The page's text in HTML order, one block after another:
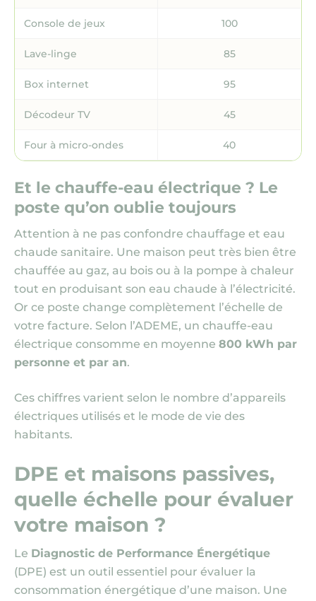
Console de jeux 100
Lave-linge 85
Box internet 95
Décodeur TV 45
Four à micro-ondes 40
Et le chauffe-eau électrique ? Le
poste qu’on oublie toujours
Attention à ne pas confondre chauffage et eau
chaude sanitaire. Une maison peut très bien être
chauffée au gaz, au bois ou à la pompe à chaleur
tout en produisant son eau chaude à l’électricité.
Or ce poste change complètement l’échelle de
votre facture. Selon l’ADEME, un chauffe-eau
électrique consomme en moyenne 800 kWh par
personne et par an.
Ces chiffres varient selon le nombre d’appareils
électriques utilisés et le mode de vie des
habitants.
DPE et maisons passives,
quelle échelle pour évaluer
votre maison ?
Le Diagnostic de Performance Énergétique
(DPE) est un outil essentiel pour évaluer la
consommation énergétique d’une maison. Une